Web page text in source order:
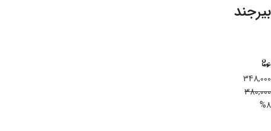
بیرجند
348,000
380,000
%8